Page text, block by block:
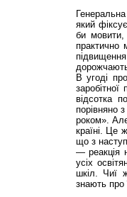
який
би
практично
В угоді
відсотка
порівняно
роком».
країні. Це
що з
— реакція
усіх
шкіл. Чиї
знають про